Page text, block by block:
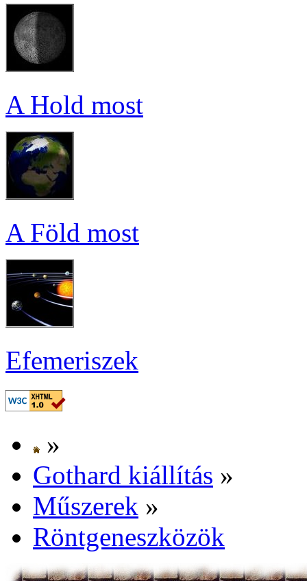
A Hold most
A Föld most
Efe­me­ri­szek
»
Got­hard ki­ál­lí­tás »
Mű­sze­rek »
Rönt­gen­esz­kö­zök